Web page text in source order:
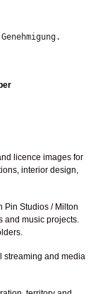
licence images for
interior design,
Pin Studios / Milton
and music projects.
streaming and media